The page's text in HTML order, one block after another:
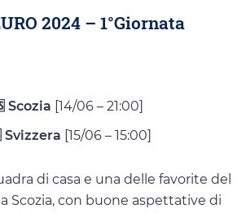
2024 – 1°Giornata
Scozia [14/06 – 21:00]
Svizzera [15/06 – 15:00]
di casa e una delle favorite del
Scozia, con buone aspettative di